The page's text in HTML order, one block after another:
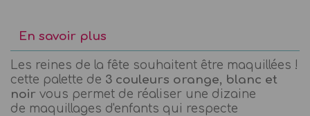
En savoir plus
Les reines de la fête souhaitent être maquillées !
cette palette de 3 couleurs orange, blanc et
noir vous permet de réaliser une dizaine
de maquillages d'enfants qui respecte